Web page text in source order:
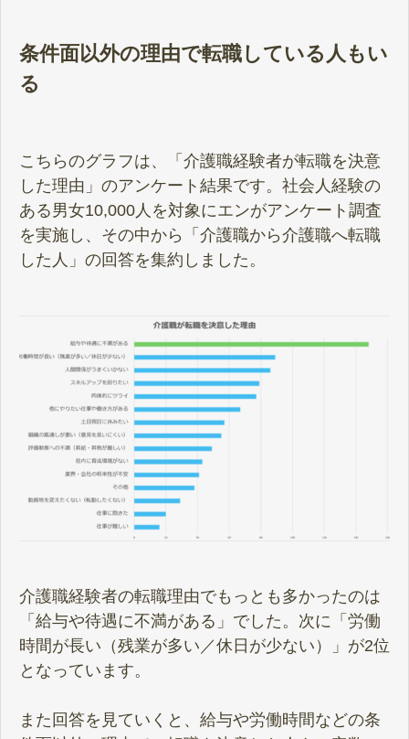
条件面以外の理由で転職している人もい
る
こちらのグラフは、「介護職経験者が転職を決意
した理由」のアンケート結果です。社会人経験の
ある男女10,000人を対象にエンがアンケート調査
を実施し、その中から「介護職から介護職へ転職
した人」の回答を集約しました。
介護職経験者の転職理由でもっとも多かったのは
「給与や待遇に不満がある」でした。次に「労働
時間が長い（残業が多い／休日が少ない）」が2位
となっています。
また回答を見ていくと、給与や労働時間などの条